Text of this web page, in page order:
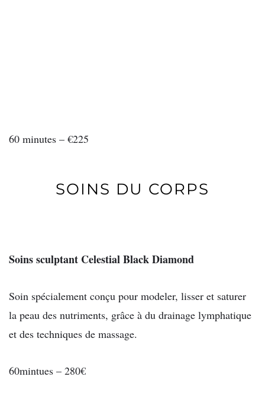
60 minutes – €225
SOINS DU CORPS
Soins sculptant Celestial Black Diamond
Soin spécialement conçu pour modeler, lisser et saturer
la peau des nutriments, grâce à du drainage lymphatique
et des techniques de massage.
60mintues – 280€